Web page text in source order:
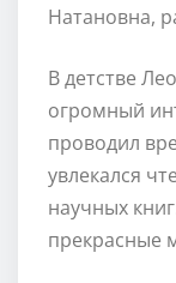
Натановна,
В детстве
огромный
проводил
увлекался
научных
прекрасные